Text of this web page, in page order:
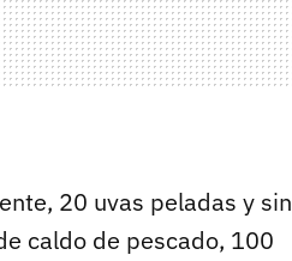
20 uvas peladas y sin
caldo de pescado, 100